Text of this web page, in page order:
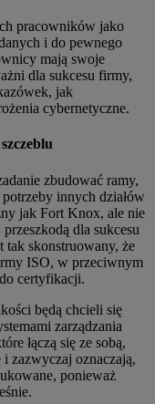
pracowników jako
i do pewnego
mają swoje
dla sukcesu firmy,
jak
cybernetyczne.
zbudować ramy,
innych działów
jak Fort Knox, ale nie
dla sukcesu
tak skonstruowany, że
ISO, w przeciwnym
certyfikacji.
będą chcieli się
zarządzania
łączą się ze sobą,
zazwyczaj oznaczają,
ponieważ